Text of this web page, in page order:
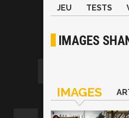
JEU TESTS
IMAGES
IMAGES